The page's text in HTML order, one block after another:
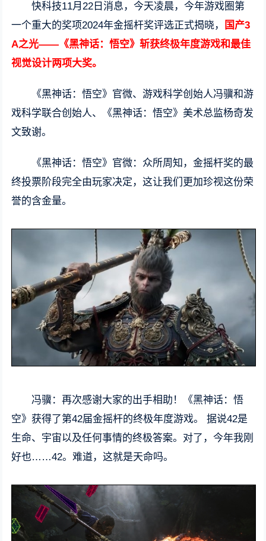
快科技11月22日消息，今天凌晨，今年游戏圈第
一个重大的奖项2024年金摇杆奖评选正式揭晓，
国产3
A之光——《黑神话：悟空》斩获终极年度游戏和最佳
视觉设计两项大奖。
《黑神话：悟空》官微、游戏科学创始人冯骥和游
戏科学联合创始人、《黑神话：悟空》美术总监杨奇发
文致谢。
《黑神话：悟空》官微：众所周知，金摇杆奖的最
终投票阶段完全由玩家决定，这让我们更加珍视这份荣
誉的含金量。
冯骥：再次感谢大家的出手相助！《黑神话：悟
空》获得了第42届金摇杆的终极年度游戏。 据说42是
生命、宇宙以及任何事情的终极答案。对了，今年我刚
好也……42。难道，这就是天命吗。